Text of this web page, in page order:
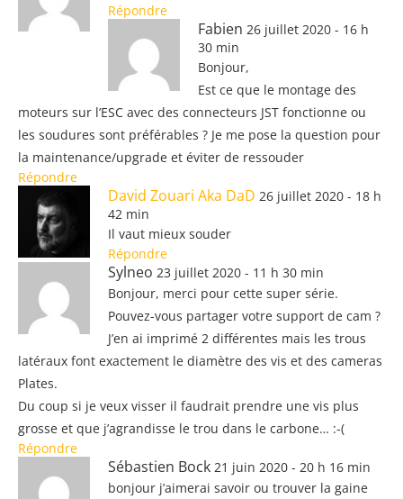
Répondre
Fabien 26 juillet 2020 - 16 h
30 min
Bonjour,
Est ce que le montage des
moteurs sur l’ESC avec des connecteurs JST fonctionne ou
les soudures sont préférables ? Je me pose la question pour
la maintenance/upgrade et éviter de ressouder
Répondre
David Zouari Aka DaD 26 juillet 2020 - 18 h
42 min
Il vaut mieux souder
Répondre
Sylneo 23 juillet 2020 - 11 h 30 min
Bonjour, merci pour cette super série.
Pouvez-vous partager votre support de cam ?
J’en ai imprimé 2 différentes mais les trous
latéraux font exactement le diamètre des vis et des cameras
Plates.
Du coup si je veux visser il faudrait prendre une vis plus
grosse et que j’agrandisse le trou dans le carbone… :-(
Répondre
Sébastien Bock 21 juin 2020 - 20 h 16 min
bonjour j’aimerai savoir ou trouver la gaine